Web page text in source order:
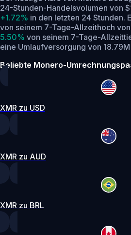
24-Stunden-Handelsvolumen von
+1.72% in den letzten 24 Stunden.
von seinem 7-Tage-Allzeithoch
5.50% von seinem 7-Tage-
eine Umlaufversorgung von 18.79M
Beliebte Monero-
XMR zu USD
XMR zu AUD
XMR zu BRL